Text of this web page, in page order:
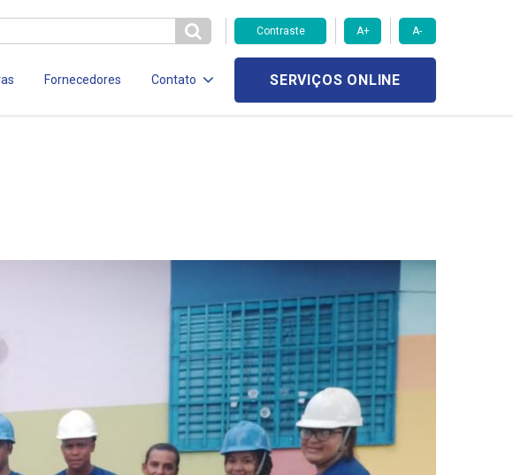
Contraste A+ A-
Fornecedores Contato SERVIÇOS ONLINE